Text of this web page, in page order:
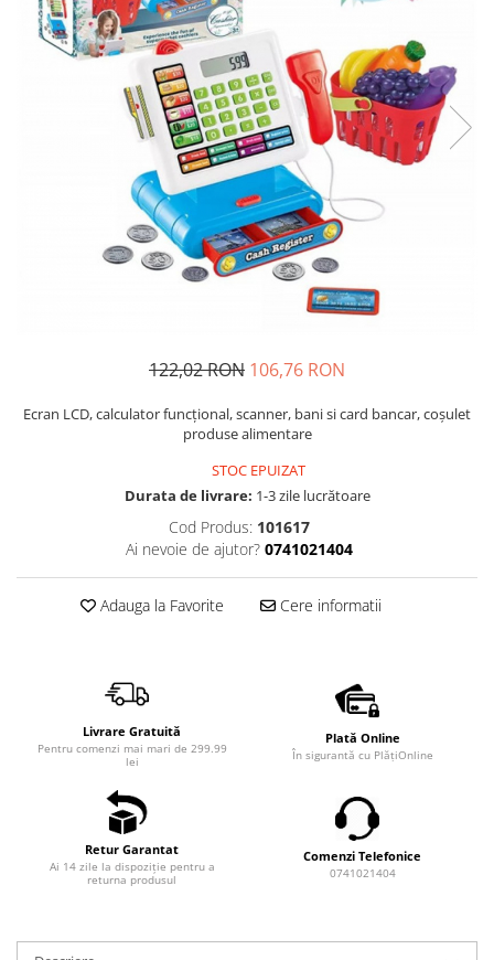
Usborne
122,02 RON 106,76 RON
Ecran LCD, calculator funcţional, scanner, bani si card bancar, coşulet
produse alimentare
STOC EPUIZAT
Durata de livrare: 1-3 zile lucrătoare
Cod Produs: 101617
Ai nevoie de ajutor? 0741021404
Adauga la Favorite Cere informatii
Livrare Gratuită
Pentru comenzi mai mari de 299.99
lei
Plată Online
În sigurantă cu PlățiOnline
Retur Garantat
Ai 14 zile la dispoziție pentru a
returna produsul
Comenzi Telefonice
0741021404